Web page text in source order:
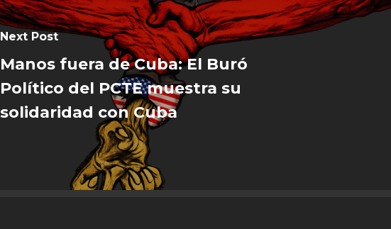
Next Post
Manos fuera de Cuba: El Buró
Político del PCTE muestra su
solidaridad con Cuba